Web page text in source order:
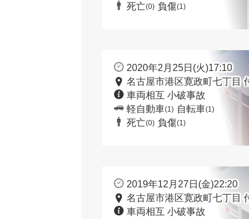
死亡(0) 負傷(1)
2020年2月25日(火)17:10
名古屋市港区寛政町七丁目
車両相互 小破事故
軽自動車(1) 自転車(1)
死亡(0) 負傷(1)
2019年12月27日(金)22:20
名古屋市港区寛政町七丁目
車両相互 小破事故